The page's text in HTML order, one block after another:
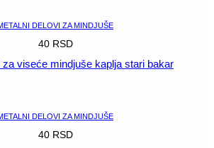
DELOVI ZA MINDJUŠE
40 RSD
za viseće mindjuše kaplja stari bakar
DELOVI ZA MINDJUŠE
40 RSD